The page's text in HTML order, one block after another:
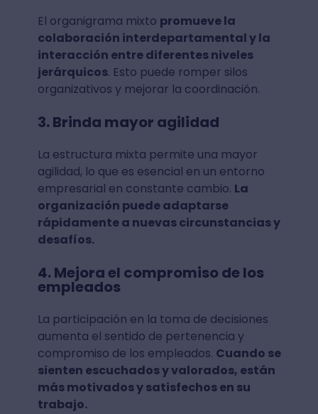
El organigrama mixto promueve la
colaboración interdepartamental y la
interacción entre diferentes niveles
jerárquicos. Esto puede romper silos
organizativos y mejorar la coordinación.
3. Brinda mayor agilidad
La estructura mixta permite una mayor
agilidad, lo que es esencial en un entorno
empresarial en constante cambio. La
organización puede adaptarse
rápidamente a nuevas circunstancias y
desafíos.
4. Mejora el compromiso de los
empleados
La participación en la toma de decisiones
aumenta el sentido de pertenencia y
compromiso de los empleados. Cuando se
sienten escuchados y valorados, están
más motivados y satisfechos en su
trabajo.